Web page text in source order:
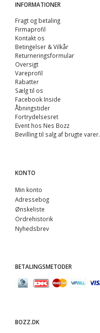
INFORMATIONER
Fragt og betaling
Firmaprofil
Kontakt os
Betingelser & Vilkår
Returneringsformular
Oversigt
Vareprofil
Rabatter
Sælg til os
Facebook Inside
Åbningstider
Fortrydelsesret
Event hos Nes Bozz
Bevilling til salg af brugte varer.
KONTO
Min konto
Adressebog
Ønskeliste
Ordrehistorik
Nyhedsbrev
BETALINGSMETODER
BOZZ.DK